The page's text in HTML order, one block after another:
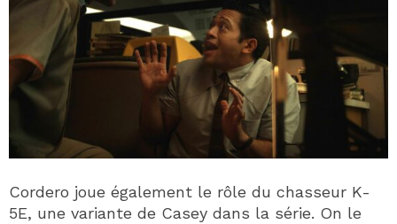
Cordero joue également le rôle du chasseur K-
5E, une variante de Casey dans la série. On le